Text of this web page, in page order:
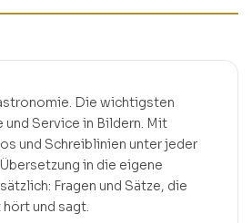
Die wichtigsten
und Service in Bildern. Mit
und Schreiblinien unter jeder
in die eigene
Fragen und Sätze, die
und sagt.